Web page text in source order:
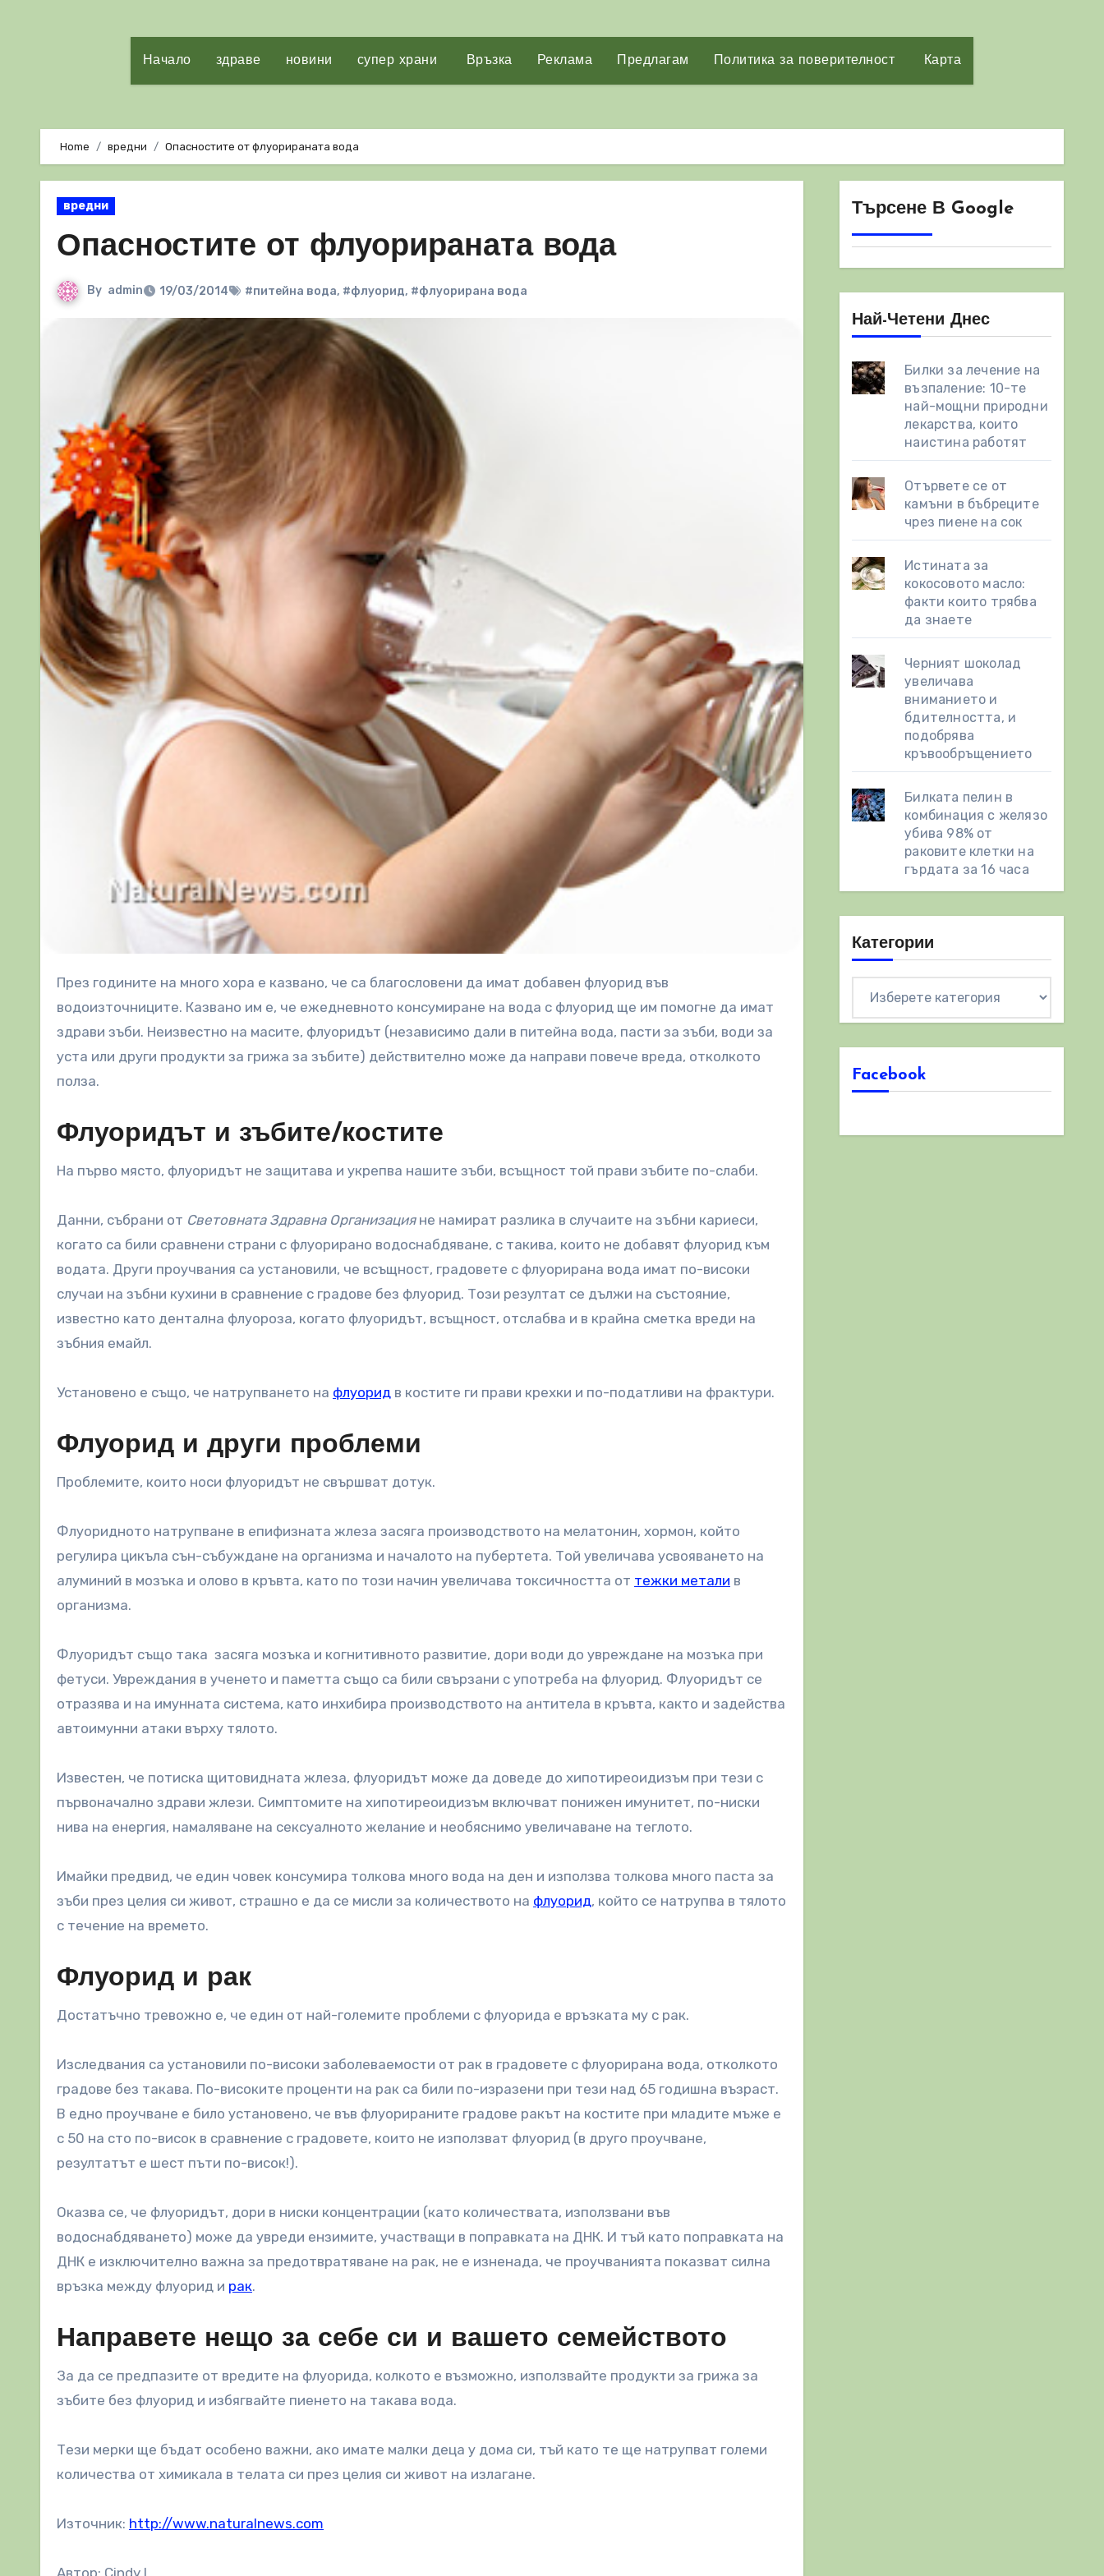
Начало здраве новини супер храни Връзка Реклама Предлагам Политика за поверителност Карта
Home вредни Опасностите от флуорираната вода
вредни
Опасностите от флуорираната вода
By admin 19/03/2014 #питейна вода, #флуорид, #флуорирана вода
През годините на много хора е казвано, че са благословени да имат добавен флуорид във
водоизточниците. Казвано им е, че ежедневното консумиране на вода с флуорид ще им помогне да имат
здрави зъби. Неизвестно на масите, флуоридът (независимо дали в питейна вода, пасти за зъби, води за
уста или други продукти за грижа за зъбите) действително може да направи повече вреда, отколкото
полза.
Флуоридът и зъбите/костите
На първо място, флуоридът не защитава и укрепва нашите зъби, всъщност той прави зъбите по-слаби.
Данни, събрани от Световната Здравна Организацияне намират разлика в случаите на зъбни кариеси,
когато са били сравнени страни с флуорирано водоснабдяване, с такива, които не добавят флуорид към
водата. Други проучвания са установили, че всъщност, градовете с флуорирана вода имат по-високи
случаи на зъбни кухини в сравнение с градове без флуорид. Този резултат се дължи на състояние,
известно като дентална флуороза, когато флуоридът, всъщност, отслабва и в крайна сметка вреди на
зъбния емайл.
Установено е също, че натрупването на флуорид в костите ги прави крехки и по-податливи на фрактури.
Флуорид и други проблеми
Проблемите, които носи флуоридът не свършват дотук.
Флуоридното натрупване в епифизната жлеза засяга производството на мелатонин, хормон, който
регулира цикъла сън-събуждане на организма и началото на пубертета. Той увеличава усвояването на
алуминий в мозъка и олово в кръвта, като по този начин увеличава токсичността от тежки метали в
организма.
Флуоридът също така засяга мозъка и когнитивното развитие, дори води до увреждане на мозъка при
фетуси. Увреждания в ученето и паметта също са били свързани с употреба на флуорид. Флуоридът се
отразява и на имунната система, като инхибира производството на антитела в кръвта, както и задейства
автоимунни атаки върху тялото.
Известен, че потиска щитовидната жлеза, флуоридът може да доведе до хипотиреоидизъм при тези с
първоначално здрави жлези. Симптомите на хипотиреоидизъм включват понижен имунитет, по-ниски
нива на енергия, намаляване на сексуалното желание и необяснимо увеличаване на теглото.
Имайки предвид, че един човек консумира толкова много вода на ден и използва толкова много паста за
зъби през целия си живот, страшно е да се мисли за количеството на флуорид, който се натрупва в тялото
с течение на времето.
Флуорид и рак
Достатъчно тревожно е, че един от най-големите проблеми с флуорида е връзката му с рак.
Изследвания са установили по-високи заболеваемости от рак в градовете с флуорирана вода, отколкото
градове без такава. По-високите проценти на рак са били по-изразени при тези над 65 годишна възраст.
В едно проучване е било установено, че във флуорираните градове ракът на костите при младите мъже е
с 50 на сто по-висок в сравнение с градовете, които не използват флуорид (в друго проучване,
резултатът е шест пъти по-висок!).
Оказва се, че флуоридът, дори в ниски концентрации (като количествата, използвани във
водоснабдяването) може да увреди ензимите, участващи в поправката на ДНК. И тъй като поправката на
ДНК е изключително важна за предотвратяване на рак, не е изненада, че проучванията показват силна
връзка между флуорид и рак.
Направете нещо за себе си и вашето семейството
За да се предпазите от вредите на флуорида, колкото е възможно, използвайте продукти за грижа за
зъбите без флуорид и избягвайте пиенето на такава вода.
Тези мерки ще бъдат особено важни, ако имате малки деца у дома си, тъй като те ще натрупват големи
количества от химикала в телата си през целия си живот на излагане.
Източник: http://www.naturalnews.com
Автор: Cindy L.
Търсене В Google
Най-Четени Днес
Билки за лечение на
възпаление: 10-те
най-мощни природни
лекарства, които
наистина работят
Отървете се от
камъни в бъбреците
чрез пиене на сок
Истината за
кокосовото масло:
факти които трябва
да знаете
Черният шоколад
увеличава
вниманието и
бдителността, и
подобрява
кръвообръщението
Билката пелин в
комбинация с желязо
убива 98% от
раковите клетки на
гърдата за 16 часа
Категории
Facebook